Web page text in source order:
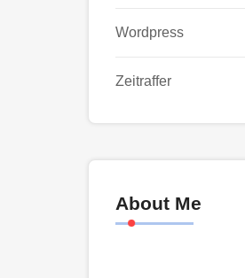
Wordpress
Zeitraffer
About Me